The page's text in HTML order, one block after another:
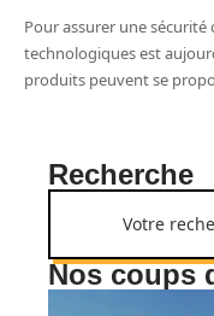
Pour assurer une
technologiques est
produits peuvent se
Recherche
Nos coups